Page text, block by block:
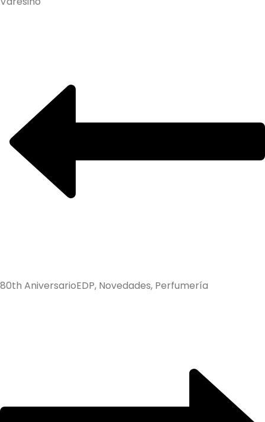
80th AniversarioEDP, Novedades, Perfumería